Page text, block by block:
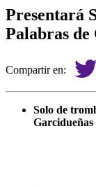
Presentará
Palabras
Compartir en:
Solo de
Garcidueñas